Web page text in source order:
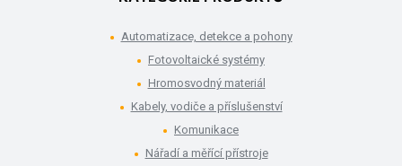
Automatizace, detekce a pohony
Fotovoltaické systémy
Hromosvodný materiál
Kabely, vodiče a příslušenství
Komunikace
Nářadí a měřící přístroje